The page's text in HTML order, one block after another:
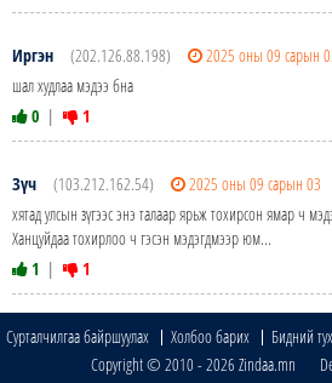
Иргэн (202.126.88.198)
2025 оны 09 сарын
шал худлаа мэдээ бна
0 | 1
Зүч (103.212.162.54)
2025 оны 09 сарын 03
хятад улсын зүгээс энэ талаар ярьж тохирсон ямар ч
Ханцуйдаа тохирлоо ч гэсэн мэдэгдмээр юм...
1 | 1
Сурталчилгаа байршуулах Холбоо барих Бидний
Copyright © 2010 - 2026 Zindaa.mn